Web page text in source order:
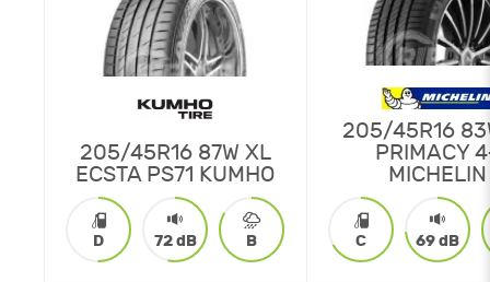
205/45R16 87W XL
ECSTA PS71 KUMHO
D 72 dB B
205/45R16
PRIMACY
MICHELIN
C 69 dB